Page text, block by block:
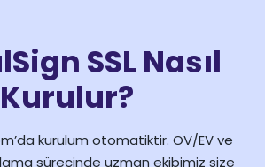
SSL Nasıl
Kurulur?
kurulum otomatiktir. OV/EV ve
sürecinde uzman ekibimiz size